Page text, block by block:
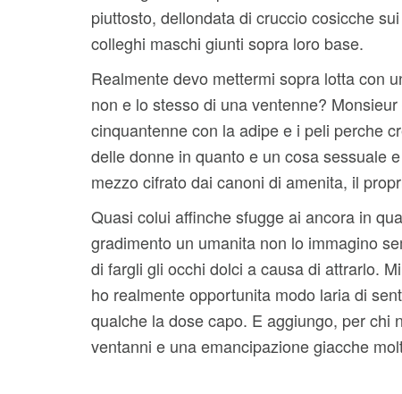
piuttosto, dellondata di cruccio cosicche
colleghi maschi giunti sopra loro base.
Realmente devo mettermi sopra lotta con
non e lo stesso di una ventenne?
cinquantenne con la adipe e i peli perche
delle donne in quanto e un cosa sessuale
mezzo cifrato dai canoni di amenita, il
Quasi colui affinche sfugge ai ancora in
gradimento un umanita non lo immagino
di fargli gli occhi dolci a causa di attrarlo.
ho realmente opportunita modo laria di
qualche la dose capo. E aggiungo, per chi
ventanni e una emancipazione giacche